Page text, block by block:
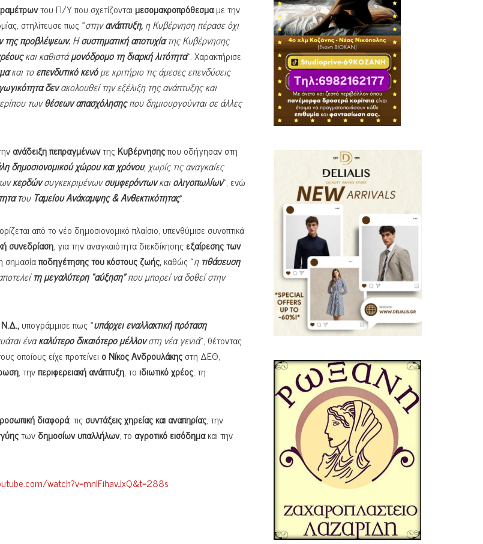
του Π/Υ που σχετίζονται μεσομακροπρόθεσμαμε την
στηλίτευσε πως «στηνανάπτυξη,η Κυβέρνηση πέρασε όχι
της προβλέψεων.Ησυστηματική αποτυχίατης Κυβέρνησης
και καθιστάμονόδρομο τη διαρκή λιτότητα». Χαρακτήρισε
και τοεπενδυτικό κενόμε κριτήριο τις άμεσες επενδύσεις
δενακολουθεί την εξέλιξη της ανάπτυξης και
τωνθέσεων απασχόλησηςπου δημιουργούνται σε άλλες
ανάδειξηπεπραγμένωντηςΚυβέρνησηςπου οδήγησαν στη
δημοσιονομικού χώρου και χρόνου, χωρίς τις αναγκαίες
κερδώνσυγκεκριμένωνσυμφερόντωνκαιολιγοπωλίων», ενώ
του Ταμείου Ανάκαμψης & Ανθεκτικότητας».
από το νέο δημοσιονομικό πλαίσιο, υπενθύμισε συνοπτικά
συνεδρίαση, για την αναγκαιότητα διεκδίκησηςεξαίρεσης των
σημασίαποδηγέτησης του κόστους ζωής,καθώς «ητιθάσευση
τη μεγαλύτερη “αύξηση”που μπορεί να δοθεί στην
Ν.Δ.,υπογράμμισε πως «υπάρχει εναλλακτική πρόταση
ένακαλύτερο δικαιότερο μέλλονστη νέα γενιά», θέτοντας
οποίους είχε προτείνει ο Νίκος Ανδρουλάκηςστη ΔΕΘ,
, τηνπεριφερειακή ανάπτυξη, το ιδιωτικό χρέος, τη
διαφορά, τιςσυντάξεις χηρείας και αναπηρίας, την
τωνδημοσίων υπαλλήλων, το αγροτικό εισόδημακαι την
watch?v=mnIFihavJxQ&t=288s